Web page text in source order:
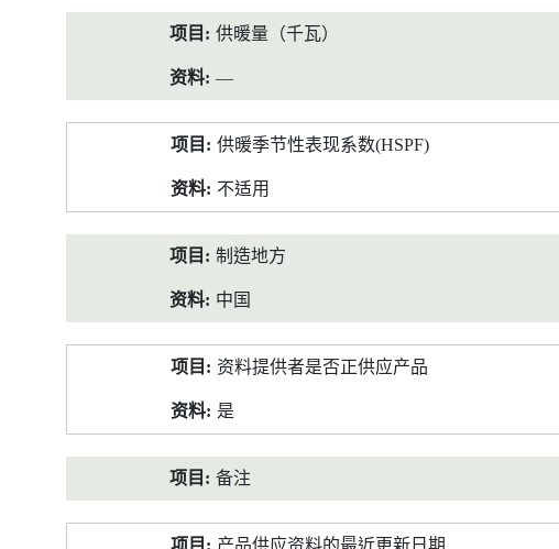
供暖量（千瓦）
—
供暖季节性表现系数(HSPF)
不适用
制造地方
中国
资料提供者是否正供应产品
是
备注
产品供应资料的最近更新日期